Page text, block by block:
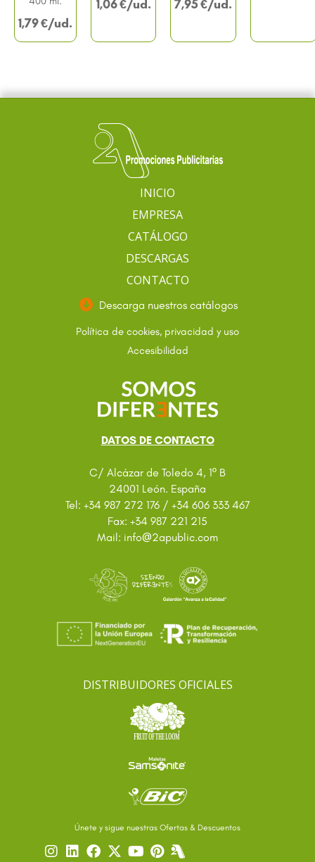
1,79€
1,06€ 7,95€
INICIO
EMPRESA
CATÁLOGO
DESCARGAS
CONTACTO
Descarga nuestros catálogos
Política de cookies, privacidad y uso
Accesibilidad
DATOS DE CONTACTO
C/ Alcázar de Toledo 4, 1º B
24001 León. España
Tel: +34 987 272 176 / +34 606 333 467
Fax: +34 987 221 215
Mail: info@2apublic.com
DISTRIBUIDORES OFICIALES
Únete y sigue nuestras Ofertas & Descuentos